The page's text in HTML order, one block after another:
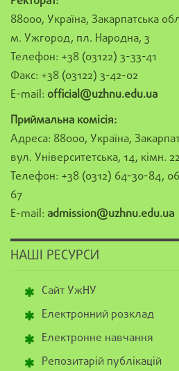
88000, Україна, Закарпатська
м. Ужгород, пл. Народна, 3
Телефон: +38 (03122) 3-33-41
Факс: +38 (03122) 3-42-02
E-mail: official@uzhnu.edu.ua
Приймальна комісія:
Адреса: 88000, Україна,
вул. Університетська, 14, кімн.
Телефон: +38 (0312) 64-30-84,
67
E-mail: admission@uzhnu.edu.ua
НАШІ РЕСУРСИ
Сайт УжНУ
Електронний розклад
Електронне навчання
Репозитарій публікацій